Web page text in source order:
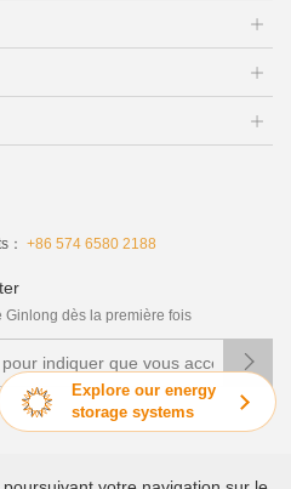
Explore our energy
storage systems
+86 574 6580 2188
dès la première fois
